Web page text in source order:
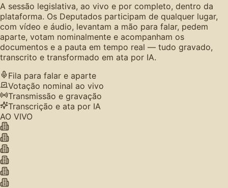
A sessão legislativa, ao vivo e por completo, dentro da
plataforma. Os Deputados participam de qualquer lugar,
com vídeo e áudio, levantam a mão para falar, pedem
aparte, votam nominalmente e acompanham os
documentos e a pauta em tempo real — tudo gravado,
transcrito e transformado em ata por IA.
Fila para falar e aparte
Votação nominal ao vivo
Transmissão e gravação
Transcrição e ata por IA
AO VIVO